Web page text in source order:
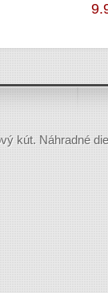
kút. Náhradné